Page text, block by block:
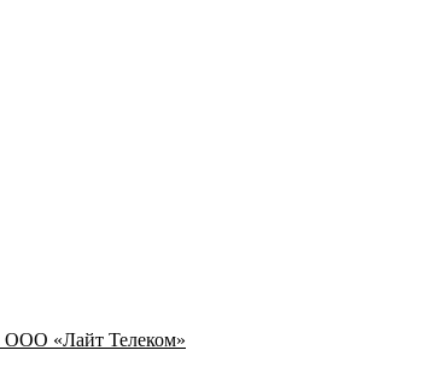
ООО «Лайт Телеком»